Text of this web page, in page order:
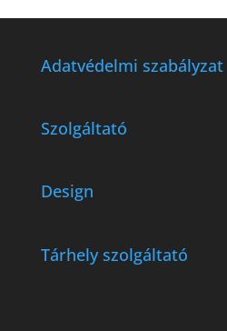
Adatvédelmi szabályzat
Szolgáltató
Design
Tárhely szolgáltató